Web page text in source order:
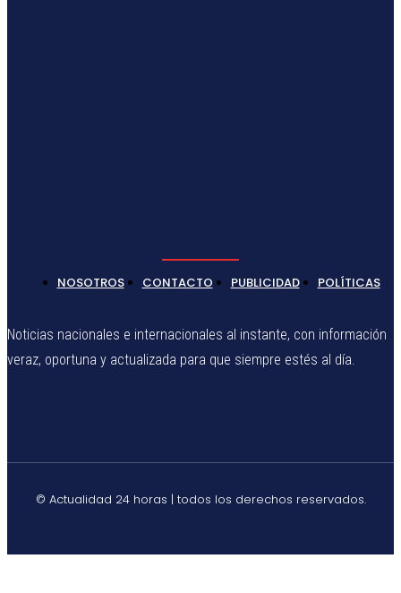
NOSOTROS CONTACTO PUBLICIDAD POLÍTICAS
Noticias nacionales e internacionales al instante, con información
veraz, oportuna y actualizada para que siempre estés al día.
© Actualidad 24 horas | todos los derechos reservados.